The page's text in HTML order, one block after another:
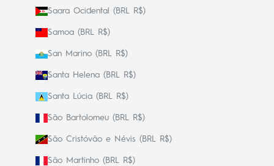
Saara Ocidental (BRL R$)
Samoa (BRL R$)
San Marino (BRL R$)
Santa Helena (BRL R$)
Santa Lúcia (BRL R$)
São Bartolomeu (BRL R$)
São Cristóvão e Névis (BRL R$)
São Martinho (BRL R$)